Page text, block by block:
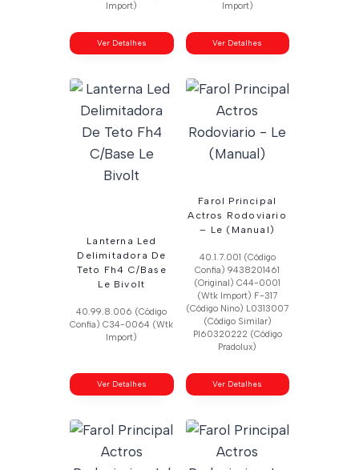
Import)
Ver Detalhes
Import)
Ver Detalhes
Lanterna Led
Delimitadora De
Teto Fh4 C/Base
Le Bivolt
40.99.8.006 (Código
Confia) C34-0064 (Wtk
Import)
Ver Detalhes
Farol Principal
Actros Rodoviario
– Le (Manual)
40.1.7.001 (Código
Confia) 9438201461
(Original) C44-0001
(Wtk Import) F-317
(Código Nino) L0313007
(Código Similar)
Pl60320222 (Código
Pradolux)
Ver Detalhes